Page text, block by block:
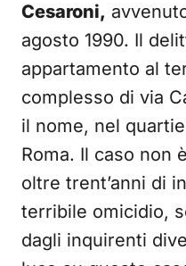
Cesaroni,
agosto 1990. Il
appartamento al
complesso di via
il nome, nel
Roma. Il caso non
oltre trent’anni di
terribile omicidio,
dagli inquirenti